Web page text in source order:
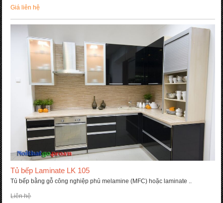
Giá liên hệ
Tủ bếp Laminate LK 105
Tủ bếp bằng gỗ công nghiệp phủ melamine (MFC) hoặc laminate ..
Liên hệ